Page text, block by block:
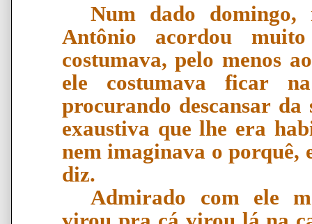
Num dado domingo,
Antônio acordou
costumava, pelo menos
ele costumava ficar
procurando descansar
exaustiva que lhe era
nem imaginava o porquê,
diz.
Admirado com ele